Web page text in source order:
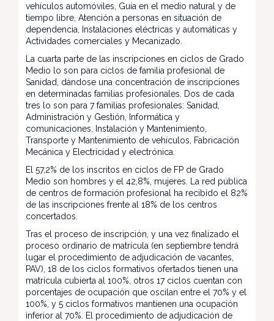
vehículos automóviles, Guía en el medio natural y de
tiempo libre, Atención a personas en situación de
dependencia, Instalaciones eléctricas y automáticas y
Actividades comerciales y Mecanizado.
La cuarta parte de las inscripciones en ciclos de Grado
Medio lo son para ciclos de familia profesional de
Sanidad, dándose una concentración de inscripciones
en determinadas familias profesionales. Dos de cada
tres lo son para 7 familias profesionales: Sanidad,
Administración y Gestión, Informática y
comunicaciones, Instalación y Mantenimiento,
Transporte y Mantenimiento de vehículos, Fabricación
Mecánica y Electricidad y electrónica.
El 57,2% de los inscritos en ciclos de FP de Grado
Medio son hombres y el 42,8%, mujeres. La red pública
de centros de formación profesional ha recibido el 82%
de las inscripciones frente al 18% de los centros
concertados.
Tras el proceso de inscripción, y una vez finalizado el
proceso ordinario de matrícula (en septiembre tendrá
lugar el procedimiento de adjudicación de vacantes,
PAV), 18 de los ciclos formativos ofertados tienen una
matrícula cubierta al 100%, otros 17 ciclos cuentan con
porcentajes de ocupación que oscilan entre el 70% y el
100%, y 5 ciclos formativos mantienen una ocupación
inferior al 70%. El procedimiento de adjudicación de